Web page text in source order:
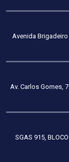
Avenida Brigadeiro
Av. Carlos Gomes,
SGAS 915,